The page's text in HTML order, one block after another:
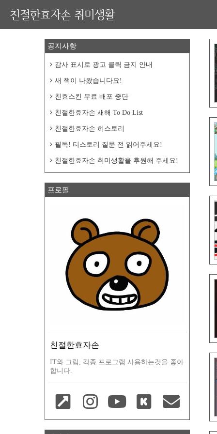
친절한효자손 취미생활
공지사항
감사 표시로 광고 클릭 금지 안내
새 책이 나왔습니다요!
친효스킨 무료 배포 중단
친절한효자손 새해 To Do List
친절한효자손 히스토리
필독! 티스토리 질문 전 읽어주세요!
친절한효자손 취미생활을 후원해 주세요!
프로필
친절한효자손
IT와 그림, 각종 프로그램 사용하는것을 좋아
합니다.